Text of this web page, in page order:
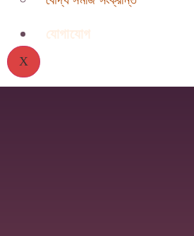
যোগাযোগ
X